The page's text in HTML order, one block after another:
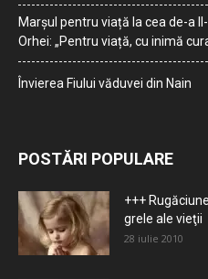
Marșul pentru viață la cea de-a
Orhei: „Pentru viață, cu inimă
Învierea Fiului văduvei din Nain
POSTĂRI POPULARE
+++
grele ale vieţii
28 iulie 2010